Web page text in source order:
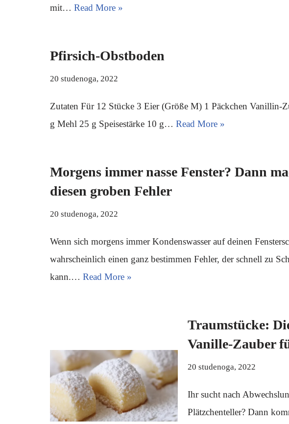
mit… Read More »
Pfirsich-Obstboden
20 studenoga, 2022
Zutaten Für 12 Stücke 3 Eier (Größe M) 1 Päckchen Vanillin-
g Mehl 25 g Speisestärke 10 g… Read More »
Morgens immer nasse Fenster? Dann
diesen groben Fehler
20 studenoga, 2022
Wenn sich morgens immer Kondenswasser auf deinen
wahrscheinlich einen ganz bestimmen Fehler, der schnell zu
kann.… Read More »
Traumstücke:
Vanille-Zauber
20 studenoga, 2022
Ihr sucht nach
Plätzchenteller? Dann